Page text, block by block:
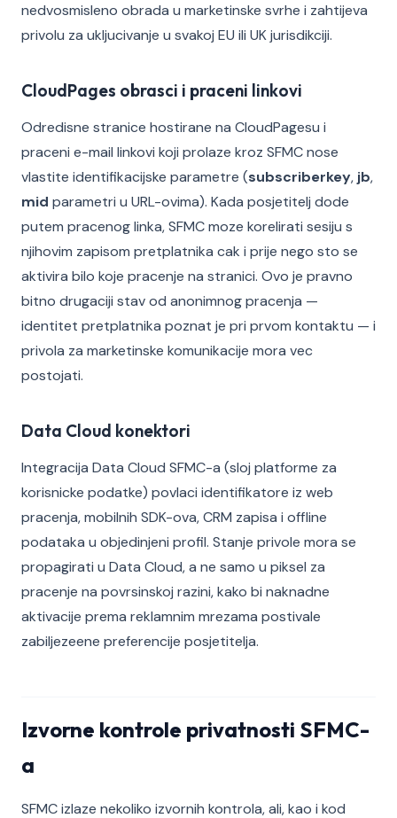
nedvosmisleno obrada u marketinske svrhe i zahtijeva
privolu za ukljucivanje u svakoj EU ili UK jurisdikciji.
CloudPages obrasci i praceni linkovi
Odredisne stranice hostirane na CloudPagesu i
praceni e-mail linkovi koji prolaze kroz SFMC nose
vlastite identifikacijske parametre (subscriberkey, jb,
mid parametri u URL-ovima). Kada posjetitelj dode
putem pracenog linka, SFMC moze korelirati sesiju s
njihovim zapisom pretplatnika cak i prije nego sto se
aktivira bilo koje pracenje na stranici. Ovo je pravno
bitno drugaciji stav od anonimnog pracenja —
identitet pretplatnika poznat je pri prvom kontaktu — i
privola za marketinske komunikacije mora vec
postojati.
Data Cloud konektori
Integracija Data Cloud SFMC-a (sloj platforme za
korisnicke podatke) povlaci identifikatore iz web
pracenja, mobilnih SDK-ova, CRM zapisa i offline
podataka u objedinjeni profil. Stanje privole mora se
propagirati u Data Cloud, a ne samo u piksel za
pracenje na povrsinskoj razini, kako bi naknadne
aktivacije prema reklamnim mrezama postivale
zabiljezeene preferencije posjetitelja.
Izvorne kontrole privatnosti SFMC-
a
SFMC izlaze nekoliko izvornih kontrola, ali, kao i kod